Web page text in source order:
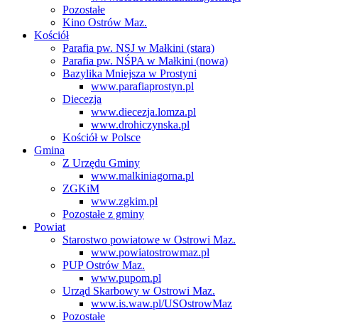
Pozostałe
Kino Ostrów Maz.
Kościół
Parafia pw. NSJ w Małkini (stara)
Parafia pw. NŚPA w Małkini (nowa)
Bazylika Mniejsza w Prostyni
www.parafiaprostyn.pl
Diecezja
www.diecezja.lomza.pl
www.drohiczynska.pl
Kościół w Polsce
Gmina
Z Urzędu Gminy
www.malkiniagorna.pl
ZGKiM
www.zgkim.pl
Pozostałe z gminy
Powiat
Starostwo powiatowe w Ostrowi Maz.
www.powiatostrowmaz.pl
PUP Ostrów Maz.
www.pupom.pl
Urząd Skarbowy w Ostrowi Maz.
www.is.waw.pl/USOstrowMaz
Pozostałe